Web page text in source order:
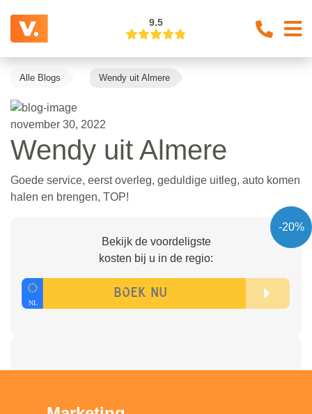
9.5
Alle Blogs Wendy uit Almere
november 30, 2022
Wendy uit Almere
Goede service, eerst overleg, geduldige uitleg, auto komen
halen en brengen, TOP!
-20%
Bekijk de voordeligste
kosten bij u in de regio: